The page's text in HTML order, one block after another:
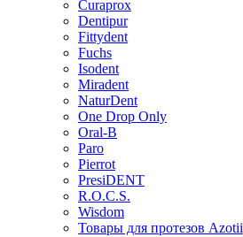
Curaprox
Dentipur
Fittydent
Fuchs
Isodent
Miradent
NaturDent
One Drop Only
Oral-B
Paro
Pierrot
PresiDENT
R.O.C.S.
Wisdom
Товары для протезов Azotii